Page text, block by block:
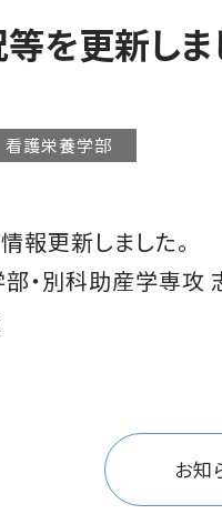
を更新しま
看護栄養学部
報更新しました。
・別科助産学専攻
お知